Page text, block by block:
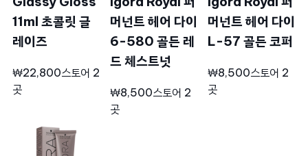
11ml 초콜릿 글
레이즈
₩22,800스토어 2
곳
머넌트 헤어 다이
6-580 골든 레
드 체스트넛
₩8,500스토어 2
곳
머넌트 헤어 다이
L-57 골든 코퍼
₩8,500스토어 2
곳